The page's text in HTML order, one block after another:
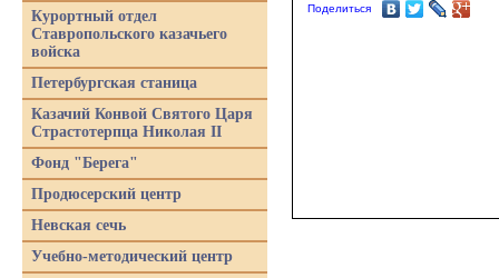
Поделиться
Курортный отдел
Ставропольского казачьего
войска
Петербургская станица
Казачий Конвой Святого Царя
Страстотерпца Николая II
Фонд "Берега"
Продюсерский центр
Невская сечь
Учебно-методический центр